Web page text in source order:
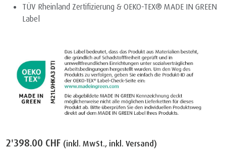
TÜV Rheinland Zertifizierung & OEKO-TEX® MADE IN GREEN
Label
2'398.00 CHF (inkl. MwSt., inkl. Versand)